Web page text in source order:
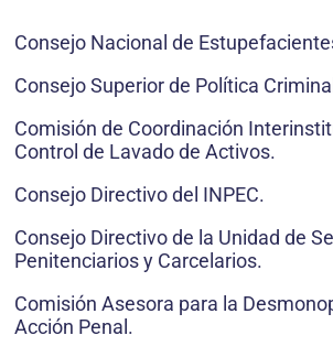
Consejo Nacional de
Consejo Superior de Política Criminal
Comisión de Coordinación
Control de Lavado de Activos.
Consejo Directivo del INPEC.
Consejo Directivo de la Unidad de
Penitenciarios y Carcelarios.
Comisión Asesora para la
Acción Penal.